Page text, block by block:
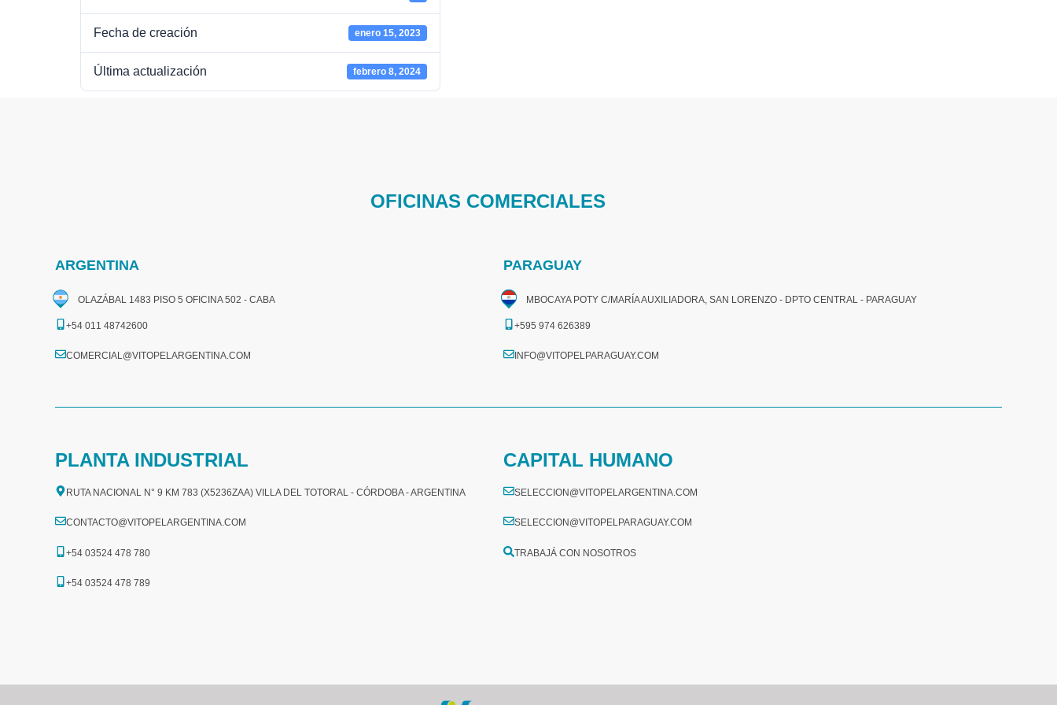
Fecha de creación enero 15, 2023
Última actualización febrero 8, 2024
OFICINAS COMERCIALES
ARGENTINA
OLAZÁBAL 1483 PISO 5 OFICINA 502 - CABA
+54 011 48742600​
COMERCIAL@VITOPELARGENTINA.COM​
PARAGUAY
MBOCAYA POTY C/MARÍA AUXILIADORA, SAN LORENZO - DPTO CENTRAL - PARAGUAY
+595 974 626389
INFO@VITOPELPARAGUAY.COM
PLANTA INDUSTRIAL
RUTA NACIONAL N° 9 KM 783 (X5236ZAA) VILLA DEL TOTORAL - CÓRDOBA - ARGENTINA
CONTACTO@VITOPELARGENTINA.COM
+54 03524 478 780​
+54 03524 478 789​
CAPITAL HUMANO
SELECCION@VITOPELARGENTINA.COM
SELECCION@VITOPELPARAGUAY.COM
TRABAJÁ CON NOSOTROS